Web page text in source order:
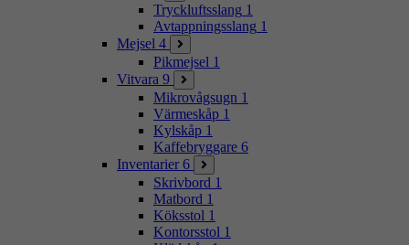
Tryckluftsslang 1
Avtappningsslang 1
Mejsel 4
Pikmejsel 1
Vitvara 9
Mikrovågsugn 1
Värmeskåp 1
Kylskåp 1
Kaffebryggare 6
Inventarier 6
Skrivbord 1
Matbord 1
Köksstol 1
Kontorsstol 1